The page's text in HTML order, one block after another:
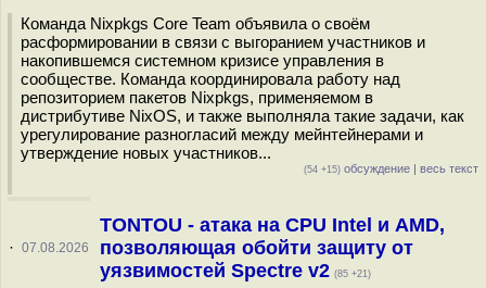
Команда Nixpkgs Core Team объявила о своём
расформировании в связи с выгоранием участников и
накопившемся системном кризисе управления в
сообществе. Команда координировала работу над
репозиторием пакетов Nixpkgs, применяемом в
дистрибутиве NixOS, и также выполняла такие задачи, как
урегулирование разногласий между мейнтейнерами и
утверждение новых участников...
(54 +15) обсуждение | весь текст
· 07.08.2026
TONTOU - атака на CPU Intel и AMD,
позволяющая обойти защиту от
уязвимостей Spectre v2 (85 +21)